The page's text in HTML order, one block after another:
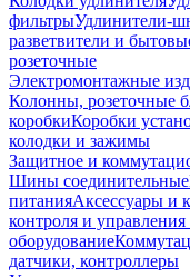
фильтрыУдлинители-
разветвители и
розеточные
Электромонтажные
Колонны, розеточные
коробкиКоробки
колодки и зажимы
Защитное и
Шины соединительные
питанияАксессуары и
контроля и управления
оборудование
датчики, контроллеры